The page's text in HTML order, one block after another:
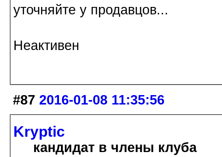
уточняйте у продавцов...
Неактивен
#87 2016-01-08 11:35:56
Kryptic
кандидат в члены клуба